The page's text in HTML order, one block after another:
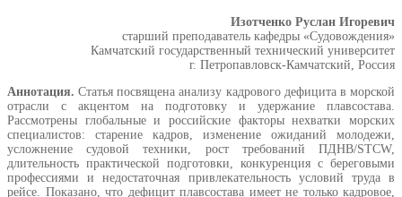
Изотченко Руслан Игоревич
старший преподаватель кафедры «Судовождения»
Камчатский государственный технический университет
г. Петропавловск-Камчатский, Россия
Аннотация. Статья посвящена анализу кадрового дефицита в морской
отрасли с акцентом на подготовку и удержание плавсостава.
Рассмотрены глобальные и российские факторы нехватки морских
специалистов: старение кадров, изменение ожиданий молодежи,
усложнение судовой техники, рост требований ПДНВ/STCW,
длительность практической подготовки, конкуренция с береговыми
профессиями и недостаточная привлекательность условий труда в
рейсе. Показано, что дефицит плавсостава имеет не только кадровое,